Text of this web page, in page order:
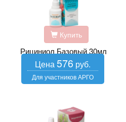
Купить
Рициниол Базовый 30мл
576